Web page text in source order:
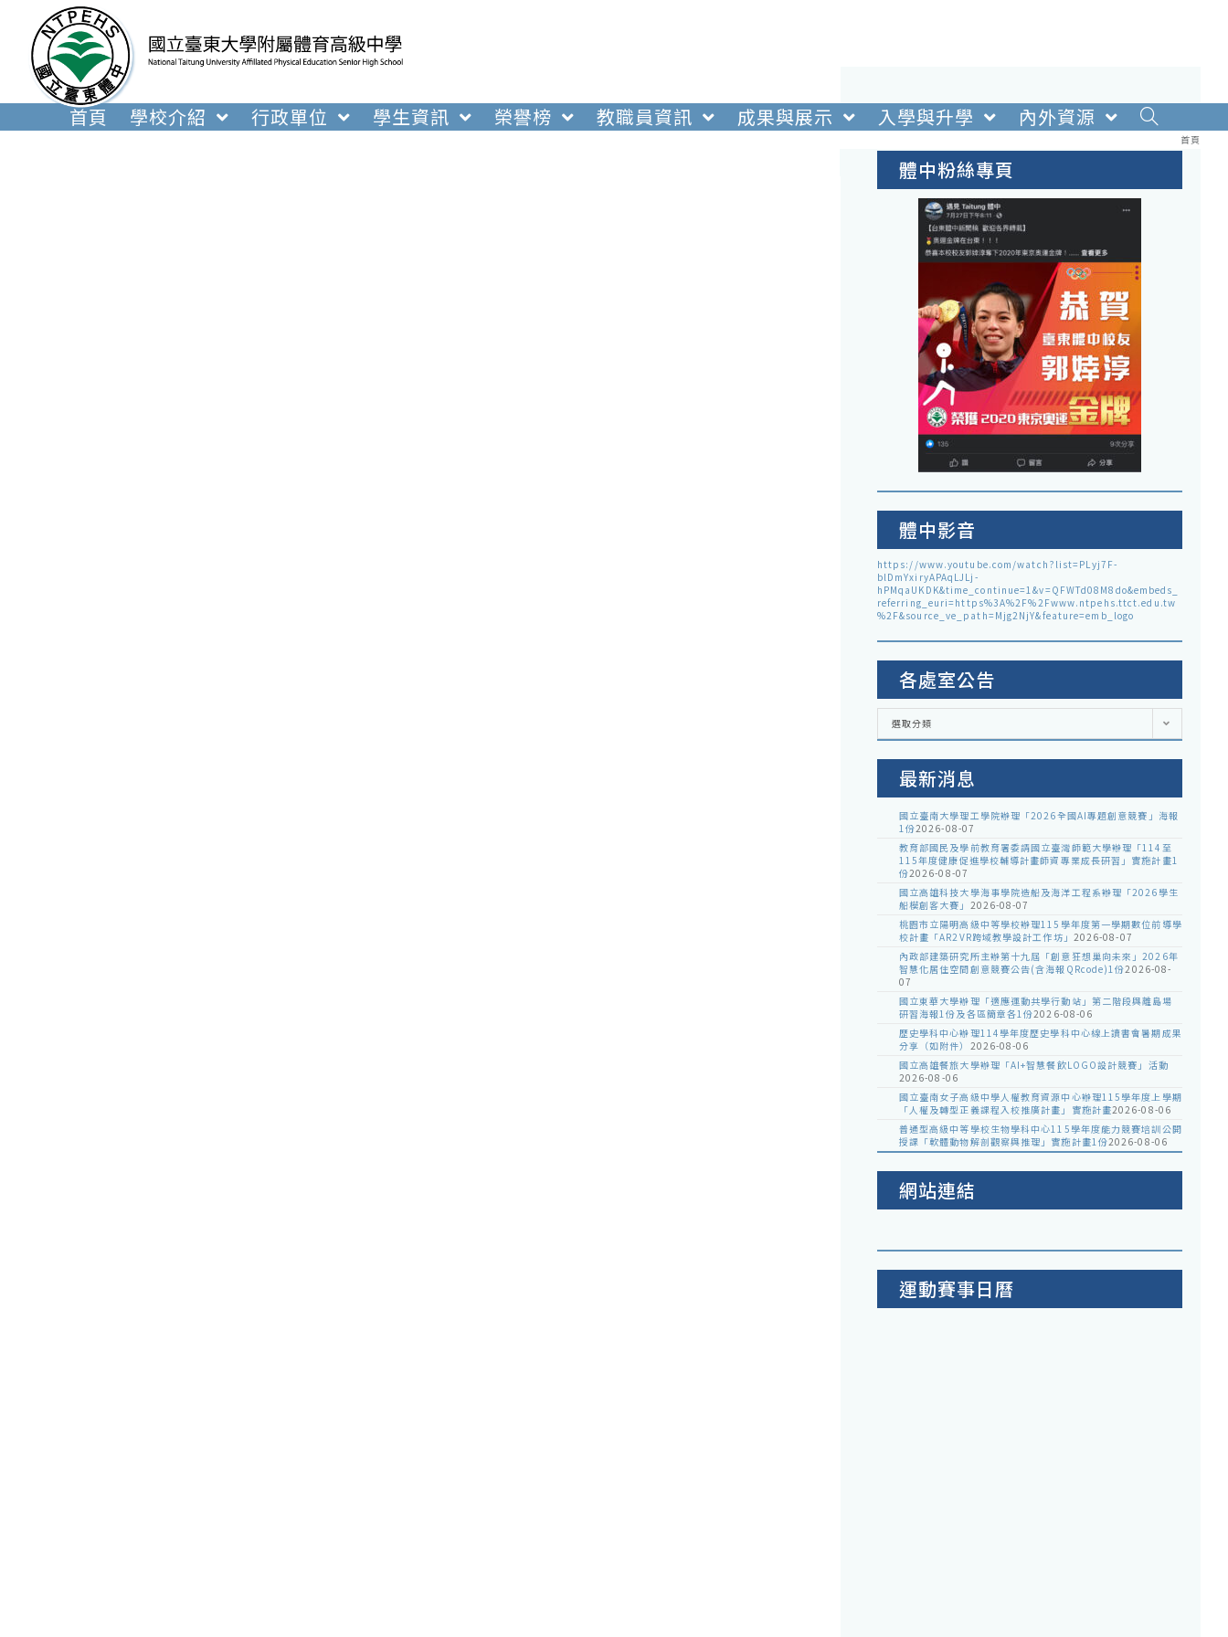
內
首頁 學校介紹 行政單位 學生資訊 榮譽榜 教職員資訊 成果與展示 入學與升學 內外資源
首頁
校務重點工作
體中粉絲專頁
體中影音
https://www.youtube.com/watch?list=PLyj7F-
blDmYxiryAPAqLJLj-
hPMqaUKDK&time_continue=1&v=QFWTd08M8do&embeds_
referring_euri=https%3A%2F%2Fwww.ntpehs.ttct.edu.tw
%2F&source_ve_path=Mjg2NjY&feature=emb_logo
各處室公告
各
室
選取分類
最新消息
國立臺南大學理工學院辦理「2026全國AI專題創意競賽」海報
1份2026-08-07
教育部國民及學前教育署委請國立臺灣師範大學辦理「114至
115年度健康促進學校輔導計畫師資專業成長研習」實施計畫1
份2026-08-07
國立高雄科技大學海事學院造船及海洋工程系辦理「2026學生
船模創客大賽」 2026-08-07
桃園市立陽明高級中等學校辦理115學年度第一學期數位前導學
校計畫「AR2VR跨域教學設計工作坊」 2026-08-07
內政部建築研究所主辦第十九屆「創意狂想巢向未來」2026年
智慧化居住空間創意競賽公告(含海報QRcode)1份2026-08-
07
國立東華大學辦理「適應運動共學行動站」第二階段與離島場
研習海報1份及各區簡章各1份2026-08-06
歷史學科中心辦理114學年度歷史學科中心線上讀書會暑期成果
分享（如附件） 2026-08-06
國立高雄餐旅大學辦理「AI+智慧餐飲LOGO設計競賽」活動
2026-08-06
國立臺南女子高級中學人權教育資源中心辦理115學年度上學期
「人權及轉型正義課程入校推廣計畫」實施計畫2026-08-06
普通型高級中等學校生物學科中心115學年度能力競賽培訓公開
授課「軟體動物解剖觀察與推理」實施計畫1份2026-08-06
網站連結
運動賽事日曆